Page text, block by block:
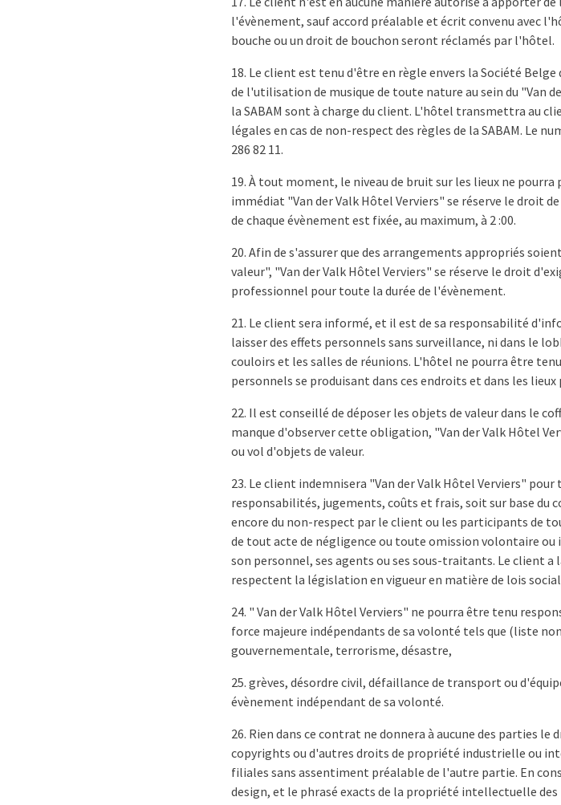
l'évènement, sauf accord préalable et écrit convenu avec
bouche ou un droit de bouchon seront réclamés par l'hôtel.
18. Le client est tenu d'être en règle envers la Société
de l'utilisation de musique de toute nature au sein du "Van
la SABAM sont à charge du client. L'hôtel transmettra au
légales en cas de non-respect des règles de la SABAM. Le
286 82 11.
19. À tout moment, le niveau de bruit sur les lieux ne
immédiat "Van der Valk Hôtel Verviers" se réserve le droit
de chaque évènement est fixée, au maximum, à 2 :00.
20. Afin de s'assurer que des arrangements appropriés
valeur", "Van der Valk Hôtel Verviers" se réserve le droit
professionnel pour toute la durée de l'évènement.
21. Le client sera informé, et il est de sa responsabilité
laisser des effets personnels sans surveillance, ni dans le
couloirs et les salles de réunions. L'hôtel ne pourra être
personnels se produisant dans ces endroits et dans les lieux
22. Il est conseillé de déposer les objets de valeur dans le
manque d'observer cette obligation, "Van der Valk Hôtel
ou vol d'objets de valeur.
23. Le client indemnisera "Van der Valk Hôtel Verviers"
responsabilités, jugements, coûts et frais, soit sur base du
encore du non-respect par le client ou les participants de
de tout acte de négligence ou toute omission volontaire
son personnel, ses agents ou ses sous-traitants. Le client
respectent la législation en vigueur en matière de lois
24. " Van der Valk Hôtel Verviers" ne pourra être tenu
force majeure indépendants de sa volonté tels que (liste
gouvernementale, terrorisme, désastre,
25. grèves, désordre civil, défaillance de transport ou
évènement indépendant de sa volonté.
26. Rien dans ce contrat ne donnera à aucune des parties
copyrights ou d'autres droits de propriété industrielle ou
filiales sans assentiment préalable de l'autre partie. En
design, et le phrasé exacts de la propriété intellectuelle